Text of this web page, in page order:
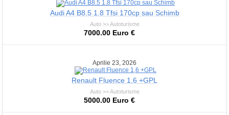
Audi A4 B8.5 1.8 Tfsi 170cp sau Schimb
Auto >> Autoturisme
7000.00 Euro €
Aprilie 23, 2026
Renault Fluence 1,6 +GPL
Auto >> Autoturisme
5000.00 Euro €